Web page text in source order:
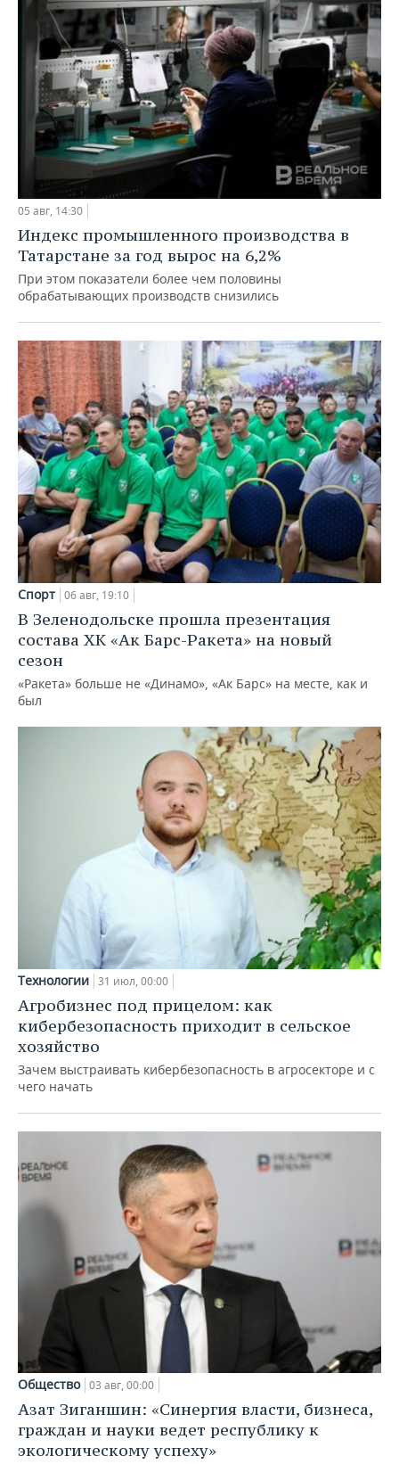
05 авг, 14:30
Индекс промышленного производства в
Татарстане за год вырос на 6,2%
При этом показатели более чем половины
обрабатывающих производств снизились
Спорт 06 авг, 19:10
В Зеленодольске прошла презентация
состава ХК «Ак Барс-Ракета» на новый
сезон
«Ракета» больше не «Динамо», «Ак Барс» на месте, как и
был
Технологии 31 июл, 00:00
Агробизнес под прицелом: как
кибербезопасность приходит в сельское
хозяйство
Зачем выстраивать кибербезопасность в агросекторе и с
чего начать
Общество 03 авг, 00:00
Азат Зиганшин: «Синергия власти, бизнеса,
граждан и науки ведет республику к
экологическому успеху»